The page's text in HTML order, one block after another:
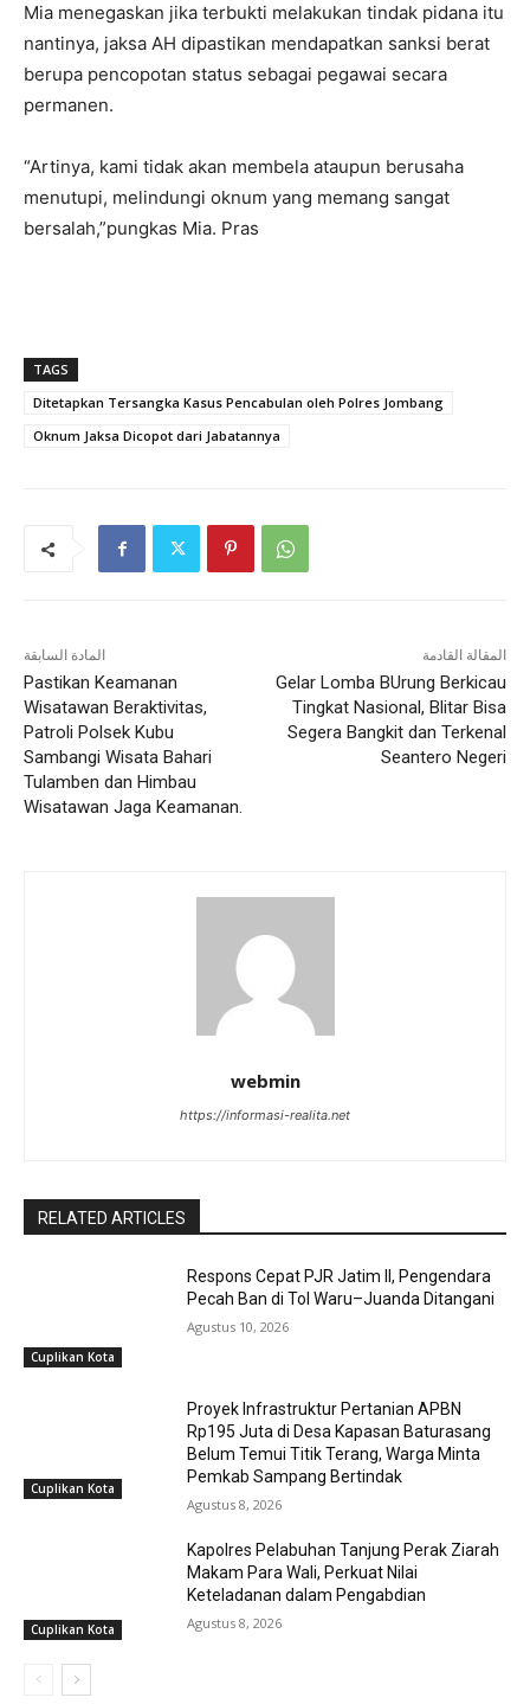
Mia menegaskan jika terbukti melakukan tindak pidana itu
nantinya, jaksa AH dipastikan mendapatkan sanksi berat
berupa pencopotan status sebagai pegawai secara
permanen.
“Artinya, kami tidak akan membela ataupun berusaha
menutupi, melindungi oknum yang memang sangat
bersalah,”pungkas Mia. Pras
TAGS
Ditetapkan Tersangka Kasus Pencabulan oleh Polres Jombang
Oknum Jaksa Dicopot dari Jabatannya
المادة السابقة
Pastikan Keamanan
Wisatawan Beraktivitas,
Patroli Polsek Kubu
Sambangi Wisata Bahari
Tulamben dan Himbau
Wisatawan Jaga Keamanan.
المقالة القادمة
Gelar Lomba BUrung Berkicau
Tingkat Nasional, Blitar Bisa
Segera Bangkit dan Terkenal
Seantero Negeri
webmin
https://informasi-realita.net
RELATED ARTICLES
Cuplikan Kota
Respons Cepat PJR Jatim II, Pengendara
Pecah Ban di Tol Waru–Juanda Ditangani
Agustus 10, 2026
Cuplikan Kota
Proyek Infrastruktur Pertanian APBN
Rp195 Juta di Desa Kapasan Baturasang
Belum Temui Titik Terang, Warga Minta
Pemkab Sampang Bertindak
Agustus 8, 2026
Cuplikan Kota
Kapolres Pelabuhan Tanjung Perak Ziarah
Makam Para Wali, Perkuat Nilai
Keteladanan dalam Pengabdian
Agustus 8, 2026